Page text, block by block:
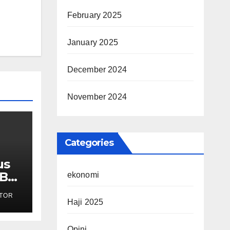
February 2025
January 2025
December 2024
November 2024
Categories
ekonomi
Haji 2025